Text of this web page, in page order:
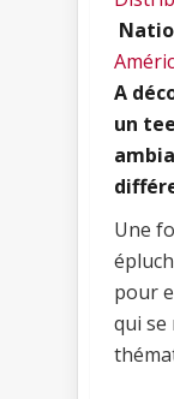
A
un
Une
pour
qui se